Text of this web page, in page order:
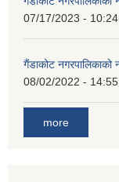
07/17/2023 - 10:24
गैंडाकोट
08/02/2022 - 14:55
more